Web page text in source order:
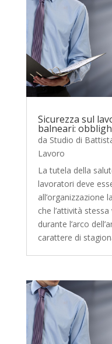
Sicurezza sul
balneari:
da Studio di
Lavoro
La tutela della
lavoratori deve
all’organizzazione
che l’attività
durante l’arco
carattere di